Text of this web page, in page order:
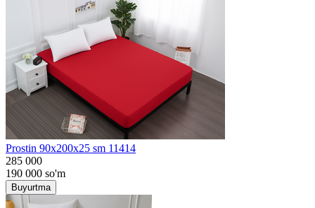
Prostin 90x200x25 sm 11414
285 000
190 000 so'm
Buyurtma